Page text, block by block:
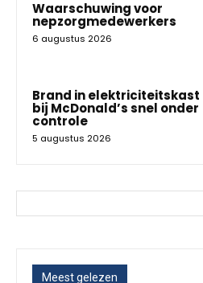
Waarschuwing voor
nepzorgmedewerkers
6 augustus 2026
Brand in elektriciteitskast
bij McDonald’s snel onder
controle
5 augustus 2026
Meest gelezen